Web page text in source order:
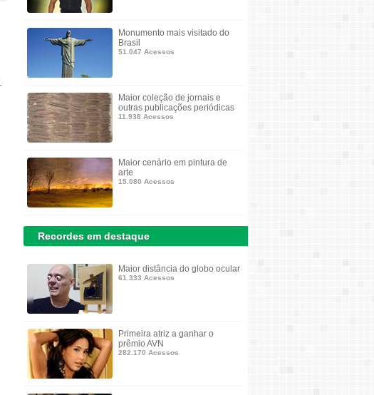
Monumento mais visitado do
Brasil
51.047 Acessos
Maior coleção de jornais e
outras publicações periódicas
11.938 Acessos
Maior cenário em pintura de
arte
15.080 Acessos
Recordes em destaque
Maior distância do globo ocular
61.333 Acessos
Primeira atriz a ganhar o
prêmio AVN
282.170 Acessos